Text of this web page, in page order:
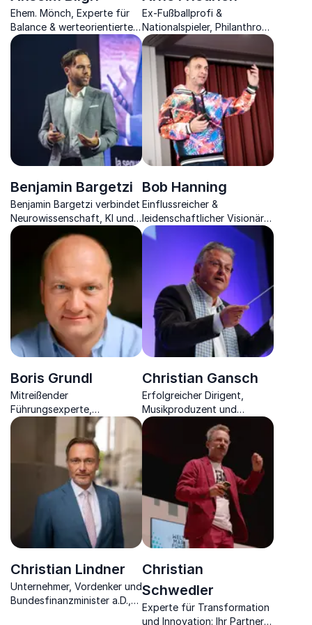
Ehem. Mönch, Experte für
Balance & werteorientierte
Führung von Unternehmen,
integriert Philosphie in den
Unternehmensalltag.
Ex-Fußballprofi &
Nationalspieler, Philanthrop,
Stiftungsgründer & Speaker
über Wandel, Identität und
Verantwortung
Benjamin Bargetzi
Benjamin Bargetzi verbindet
Neurowissenschaft, KI und
digitale Transformation zu
praxisnahen Strategien für
Unternehmen und
Führungskräfte weltweit.
Bob Hanning
Einflussreicher &
leidenschaftlicher Visionär
im Spitzensport,
Unternehmensentwickler,
TV-Experte und Autor
Boris Grundl
Mitreißender
Führungsexperte,
bewegender Management
Trainer und Autor setzt mit
Ihnen den Ausreden ein
Christian Gansch
Erfolgreicher Dirigent,
Musikproduzent und
Buchautor zeigt, wie man
mit Druck umgeht und aus
Vielfalt ein Team formt.
Christian Lindner
Unternehmer, Vordenker und
Bundesfinanzminister a.D.,
Christian
Schwedler
Experte für Transformation
und Innovation: Ihr Partner